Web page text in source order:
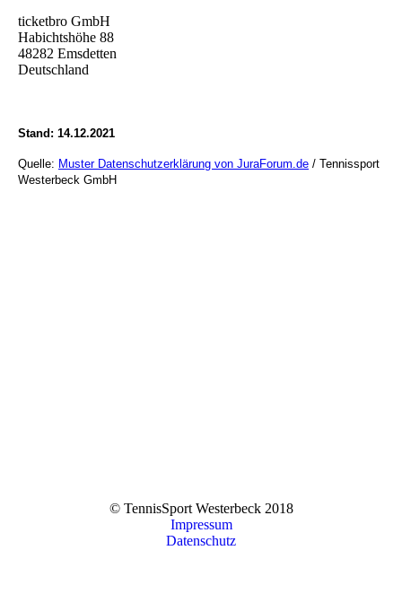
ticketbro GmbH
Habichtshöhe 88
48282 Emsdetten
Deutschland
Stand: 14.12.2021
Quelle: Muster Datenschutzerklärung von JuraForum.de / Tennissport
Westerbeck GmbH
© TennisSport Westerbeck 2018
Impressum
Datenschutz